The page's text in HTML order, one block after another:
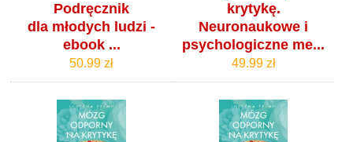
Podręcznik
dla młodych ludzi -
ebook ...
50.99 zł
krytykę.
Neuronaukowe i
psychologiczne me...
49.99 zł